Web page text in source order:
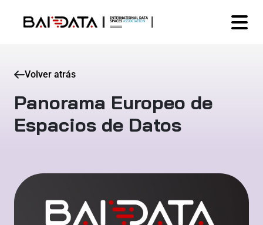
Volver atrás
Panorama Europeo de
Espacios de Datos